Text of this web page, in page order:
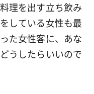
理を出す立ち飲み
している女性も最
た女性客に、あな
うしたらいいので